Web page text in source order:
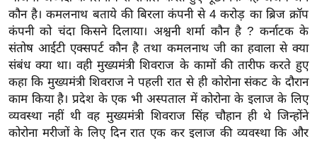
ब्री
फ
म
नो
रं
ज
न
कौन है। कमलनाथ बताये की बिरला कंपनी से 4 करोड़ का ब्रिज क्रॉप
कंपनी को चंदा किसने दिलाया। अश्वनी शर्मा कौन है ? कर्नाटक के
संतोष आईटी एक्सपर्ट कौन है तथा कमलनाथ जी का हवाला से क्या
संबंध क्या था। वही मुख्यमंत्री शिवराज के कामों की तारीफ करते हुए
कहा कि मुख्यमंत्री शिवराज ने पहली रात से ही कोरोना संकट के दौरान
काम किया है। प्रदेश के एक भी अस्पताल में कोरोना के इलाज के लिए
व्यवस्था नहीं थी वह मुख्यमंत्री शिवराज सिंह चौहान ही थे जिन्होंने
कोरोना मरीजों के लिए दिन रात एक कर इलाज की व्यवस्था कि और